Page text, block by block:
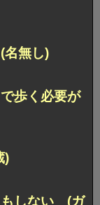
無し)
歩く必要が
)
もしない (ガ